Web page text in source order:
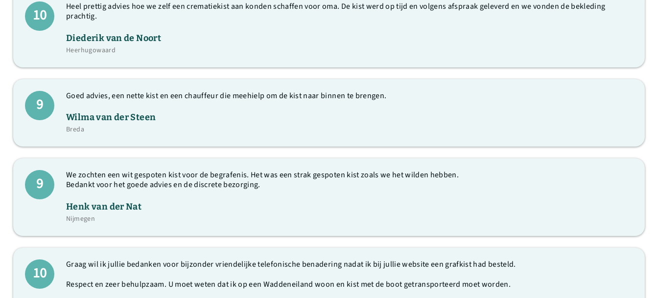
10
Heel prettig advies hoe we zelf een crematiekist aan konden schaffen voor oma. De kist werd op tijd en volgens afspraak geleverd en we vonden de bekleding
prachtig.
Diederik van de Noort
Heerhugowaard
9 Goed advies, een nette kist en een chauffeur die meehielp om de kist naar binnen te brengen.
Wilma van der Steen
Breda
9
We zochten een wit gespoten kist voor de begrafenis. Het was een strak gespoten kist zoals we het wilden hebben.
Bedankt voor het goede advies en de discrete bezorging.
Henk van der Nat
Nijmegen
10
Graag wil ik jullie bedanken voor bijzonder vriendelijke telefonische benadering nadat ik bij jullie website een grafkist had besteld.
Respect en zeer behulpzaam. U moet weten dat ik op een Waddeneiland woon en kist met de boot getransporteerd moet worden.